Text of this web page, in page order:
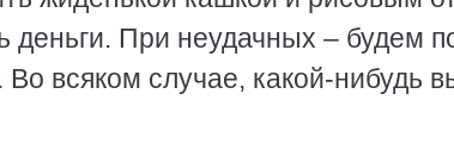
деньги. При неудачных – будем
Во всяком случае, какой-нибудь